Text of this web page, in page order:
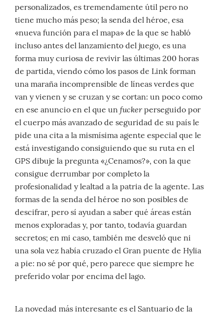
personalizados, es tremendamente útil pero no
tiene mucho más peso; la senda del héroe, esa
«nueva función para el mapa» de la que se habló
incluso antes del lanzamiento del juego, es una
forma muy curiosa de revivir las últimas 200 horas
de partida, viendo cómo los pasos de Link forman
una maraña incomprensible de líneas verdes que
van y vienen y se cruzan y se cortan: un poco como
en ese anuncio en el que un fuckerperseguido por
el cuerpo más avanzado de seguridad de su país le
pide una cita a la mismísima agente especial que le
está investigando consiguiendo que su ruta en el
GPS dibuje la pregunta «¿Cenamos?», con la que
consigue derrumbar por completo la
profesionalidad y lealtad a la patria de la agente. Las
formas de la senda del héroe no son posibles de
descifrar, pero sí ayudan a saber qué áreas están
menos exploradas y, por tanto, todavía guardan
secretos; en mi caso, también me desveló que ni
una sola vez había cruzado el Gran puente de Hylia
a pie: no sé por qué, pero parece que siempre he
preferido volar por encima del lago.
La novedad más interesante es el Santuario de la